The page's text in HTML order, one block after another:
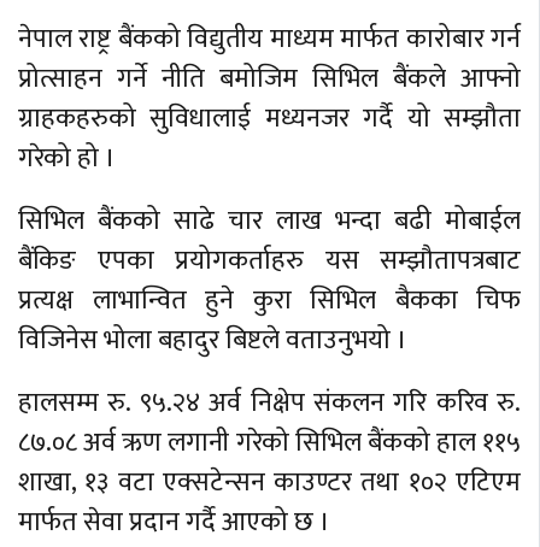
नेपाल राष्ट्र बैंकको विद्युतीय माध्यम मार्फत कारोबार गर्न
प्रोत्साहन गर्ने नीति बमोजिम सिभिल बैंकले आफ्नो
ग्राहकहरुको सुविधालाई मध्यनजर गर्दै यो सम्झौता
गरेको हो ।
सिभिल बैंकको साढे चार लाख भन्दा बढी मोबाईल
बैंकिङ एपका प्रयोगकर्ताहरु यस सम्झौतापत्रबाट
प्रत्यक्ष लाभान्वित हुने कुरा सिभिल बैकका चिफ
विजिनेस भोला बहादुर बिष्टले वताउनुभयो ।
हालसम्म रु. ९५.२४ अर्व निक्षेप संकलन गरि करिव रु.
८७.०८ अर्व ऋण लगानी गरेको सिभिल बैंकको हाल ११५
शाखा, १३ वटा एक्सटेन्सन काउण्टर तथा १०२ एटिएम
मार्फत सेवा प्रदान गर्दै आएको छ ।